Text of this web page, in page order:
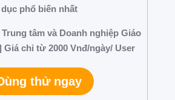
dục phổ biến nhất
tâm và Doanh nghiệp Giáo
Giá chỉ từ 2000 Vnđ/ngày/ User
thử ngay